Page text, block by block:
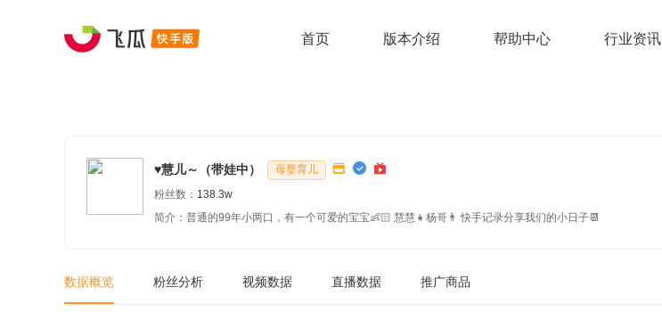
首页 版本介绍 帮助中心 行业资讯
♥慧儿～（带娃中）
母婴育儿
粉丝数： 138.3w
简介：普通的99年小两口，有一个可爱的宝宝👶🏻 慧慧👧杨哥👨 快手记录分享我们的小日子📆
数据概览 粉丝分析 视频数据 直播数据 推广商品